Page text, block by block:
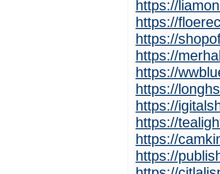
https://
https://
https://
https://
https://
https://
https://
https://
https://
https://